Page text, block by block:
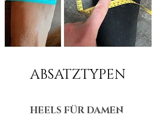
ABSATZTYPEN
HEELS FÜR DAMEN